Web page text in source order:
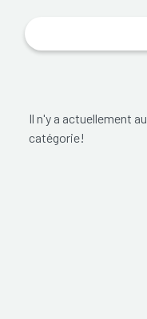
Il n'y a actuellement
catégorie!